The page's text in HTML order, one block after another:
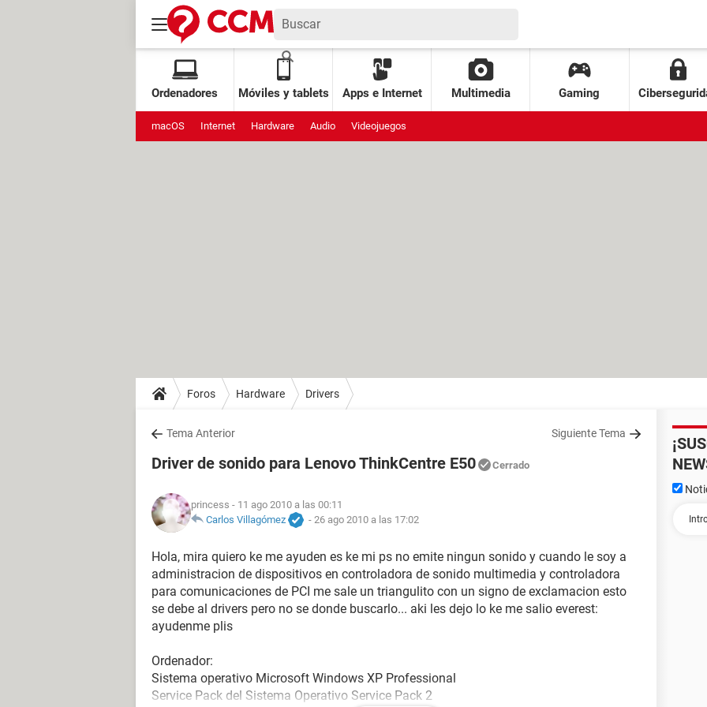
Ordenadores Móviles y tablets Apps e Internet Multimedia Gaming
macOS Internet Hardware Audio Videojuegos
Foros Hardware Drivers
Tema Anterior Siguiente Tema
Driver de sonido para Lenovo ThinkCentre E50 Cerrado
princess - 11 ago 2010 a las 00:11
Carlos Villagómez
- 26 ago 2010 a las 17:02
Hola, mira quiero ke me ayuden es ke mi ps no emite ningun sonido y cuando le soy a
administracion de dispositivos en controladora de sonido multimedia y controladora
para comunicaciones de PCI me sale un triangulito con un signo de exclamacion esto
se debe al drivers pero no se donde buscarlo... aki les dejo lo ke me salio everest:
ayudenme plis
Ordenador:
Sistema operativo Microsoft Windows XP Professional
Service Pack del Sistema Operativo Service Pack 2